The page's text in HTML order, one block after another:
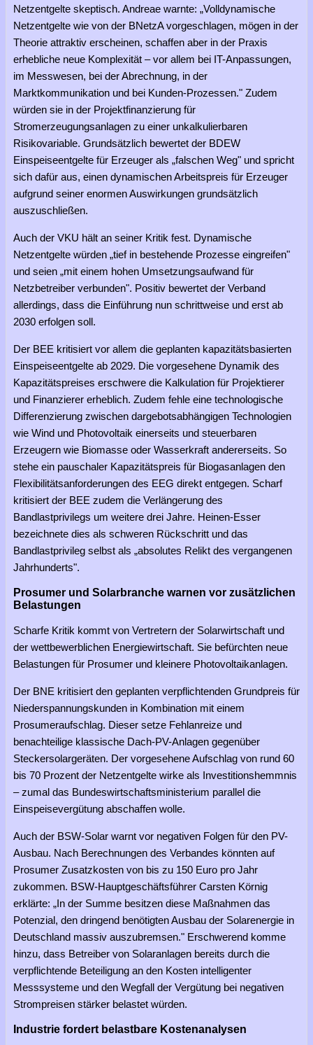
Netzentgelte skeptisch. Andreae warnte: „Volldynamische
Netzentgelte wie von der BNetzA vorgeschlagen, mögen in der
Theorie attraktiv erscheinen, schaffen aber in der Praxis
erhebliche neue Komplexität – vor allem bei IT-Anpassungen,
im Messwesen, bei der Abrechnung, in der
Marktkommunikation und bei Kunden-Prozessen." Zudem
würden sie in der Projektfinanzierung für
Stromerzeugungsanlagen zu einer unkalkulierbaren
Risikovariable. Grundsätzlich bewertet der BDEW
Einspeiseentgelte für Erzeuger als „falschen Weg" und spricht
sich dafür aus, einen dynamischen Arbeitspreis für Erzeuger
aufgrund seiner enormen Auswirkungen grundsätzlich
auszuschließen.
Auch der VKU hält an seiner Kritik fest. Dynamische
Netzentgelte würden „tief in bestehende Prozesse eingreifen"
und seien „mit einem hohen Umsetzungsaufwand für
Netzbetreiber verbunden". Positiv bewertet der Verband
allerdings, dass die Einführung nun schrittweise und erst ab
2030 erfolgen soll.
Der BEE kritisiert vor allem die geplanten kapazitätsbasierten
Einspeiseentgelte ab 2029. Die vorgesehene Dynamik des
Kapazitätspreises erschwere die Kalkulation für Projektierer
und Finanzierer erheblich. Zudem fehle eine technologische
Differenzierung zwischen dargebotsabhängigen Technologien
wie Wind und Photovoltaik einerseits und steuerbaren
Erzeugern wie Biomasse oder Wasserkraft andererseits. So
stehe ein pauschaler Kapazitätspreis für Biogasanlagen den
Flexibilitätsanforderungen des EEG direkt entgegen. Scharf
kritisiert der BEE zudem die Verlängerung des
Bandlastprivilegs um weitere drei Jahre. Heinen-Esser
bezeichnete dies als schweren Rückschritt und das
Bandlastprivileg selbst als „absolutes Relikt des vergangenen
Jahrhunderts".
Prosumer und Solarbranche warnen vor zusätzlichen
Belastungen
Scharfe Kritik kommt von Vertretern der Solarwirtschaft und
der wettbewerblichen Energiewirtschaft. Sie befürchten neue
Belastungen für Prosumer und kleinere Photovoltaikanlagen.
Der BNE kritisiert den geplanten verpflichtenden Grundpreis für
Niederspannungskunden in Kombination mit einem
Prosumeraufschlag. Dieser setze Fehlanreize und
benachteilige klassische Dach-PV-Anlagen gegenüber
Steckersolargeräten. Der vorgesehene Aufschlag von rund 60
bis 70 Prozent der Netzentgelte wirke als Investitionshemmnis
– zumal das Bundeswirtschaftsministerium parallel die
Einspeisevergütung abschaffen wolle.
Auch der BSW-Solar warnt vor negativen Folgen für den PV-
Ausbau. Nach Berechnungen des Verbandes könnten auf
Prosumer Zusatzkosten von bis zu 150 Euro pro Jahr
zukommen. BSW-Hauptgeschäftsführer Carsten Körnig
erklärte: „In der Summe besitzen diese Maßnahmen das
Potenzial, den dringend benötigten Ausbau der Solarenergie in
Deutschland massiv auszubremsen." Erschwerend komme
hinzu, dass Betreiber von Solaranlagen bereits durch die
verpflichtende Beteiligung an den Kosten intelligenter
Messsysteme und den Wegfall der Vergütung bei negativen
Strompreisen stärker belastet würden.
Industrie fordert belastbare Kostenanalysen